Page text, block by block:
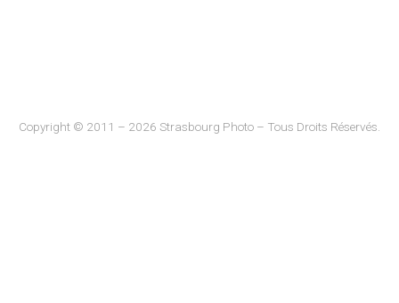
Copyright © 2011 – 2026 Strasbourg Photo – Tous Droits Réservés.